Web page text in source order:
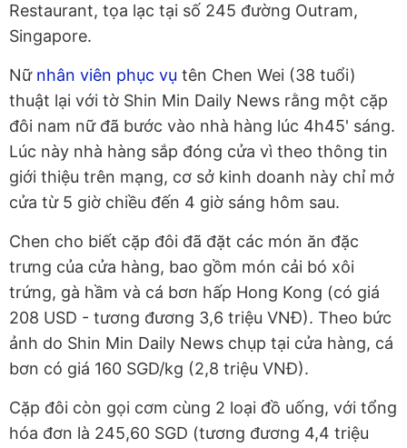
Restaurant, tọa lạc tại số 245 đường Outram,
Singapore.
Nữ nhân viên phục vụ tên Chen Wei (38 tuổi)
thuật lại với tờ Shin Min Daily News rằng một cặp
đôi nam nữ đã bước vào nhà hàng lúc 4h45' sáng.
Lúc này nhà hàng sắp đóng cửa vì theo thông tin
giới thiệu trên mạng, cơ sở kinh doanh này chỉ mở
cửa từ 5 giờ chiều đến 4 giờ sáng hôm sau.
Chen cho biết cặp đôi đã đặt các món ăn đặc
trưng của cửa hàng, bao gồm món cải bó xôi
trứng, gà hầm và cá bơn hấp Hong Kong (có giá
208 USD - tương đương 3,6 triệu VNĐ). Theo bức
ảnh do Shin Min Daily News chụp tại cửa hàng, cá
bơn có giá 160 SGD/kg (2,8 triệu VNĐ).
Cặp đôi còn gọi cơm cùng 2 loại đồ uống, với tổng
hóa đơn là 245,60 SGD (tương đương 4,4 triệu